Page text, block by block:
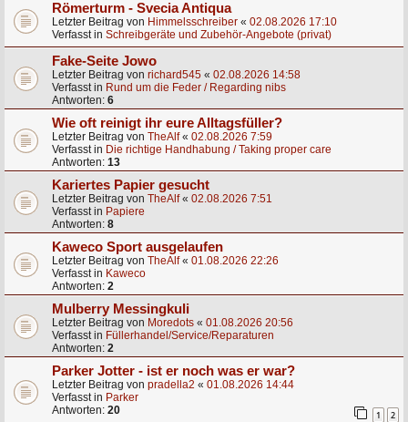
Römerturm - Svecia Antiqua
Letzter Beitrag von Himmelsschreiber « 02.08.2026 17:10
Verfasst in Schreibgeräte und Zubehör-Angebote (privat)
Fake-Seite Jowo
Letzter Beitrag von richard545 « 02.08.2026 14:58
Verfasst in Rund um die Feder / Regarding nibs
Antworten: 6
Wie oft reinigt ihr eure Alltagsfüller?
Letzter Beitrag von TheAlf« 02.08.2026 7:59
Verfasst in Die richtige Handhabung / Taking proper care
Antworten: 13
Kariertes Papier gesucht
Letzter Beitrag von TheAlf« 02.08.2026 7:51
Verfasst in Papiere
Antworten: 8
Kaweco Sport ausgelaufen
Letzter Beitrag von TheAlf« 01.08.2026 22:26
Verfasst in Kaweco
Antworten: 2
Mulberry Messingkuli
Letzter Beitrag von Moredots « 01.08.2026 20:56
Verfasst in Füllerhandel/Service/Reparaturen
Antworten: 2
Parker Jotter - ist er noch was er war?
Letzter Beitrag von pradella2 « 01.08.2026 14:44
Verfasst in Parker
Antworten: 20 1 2